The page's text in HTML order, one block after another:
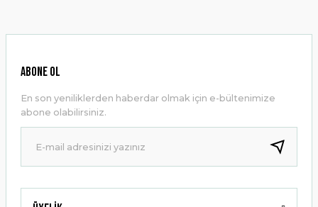
Ürün resmi kalitesiz, bozuk veya görüntülenemiyor.
Ürün bilgilerinde hatalar bulunuyor.
Ürün fiyatı diğer sitelerden daha pahalı.
Bu ürüne benzer farklı alternatifler olmalı.
ABONE OL
En son yeniliklerden haberdar olmak için e-bültenimize
abone olabilirsiniz.